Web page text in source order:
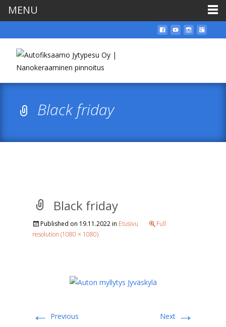
Black friday
Black friday
Published on 19.11.2022in Etusivu
Full
resolution (1080 × 1080)
← Previous Next →
MENU